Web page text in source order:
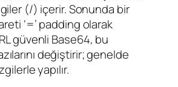
(/) içerir. Sonunda bir
‘=’ padding olarak
güvenli Base64, bu
değiştirir; genelde
yapılır.